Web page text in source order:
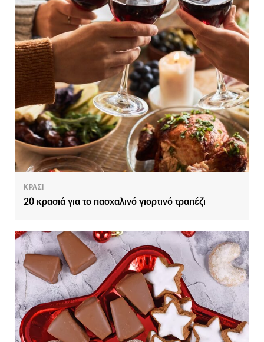
ΚΡΑΣΙ
20 κρασιά για το πασχαλινό γιορτινό τραπέζι